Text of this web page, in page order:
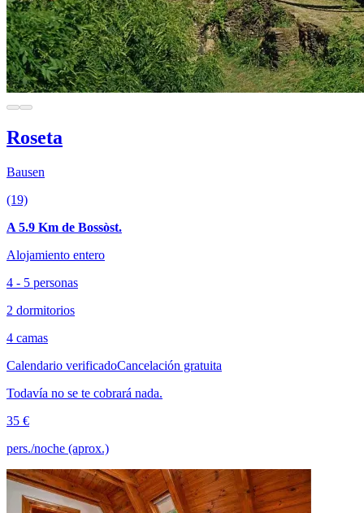
Roseta
Bausen
(19)
A 5.9 Km de Bossòst.
Alojamiento entero
4 - 5 personas
2 dormitorios
4 camas
Calendario verificadoCancelación gratuita
Todavía no se te cobrará nada.
35 €
pers./noche (aprox.)